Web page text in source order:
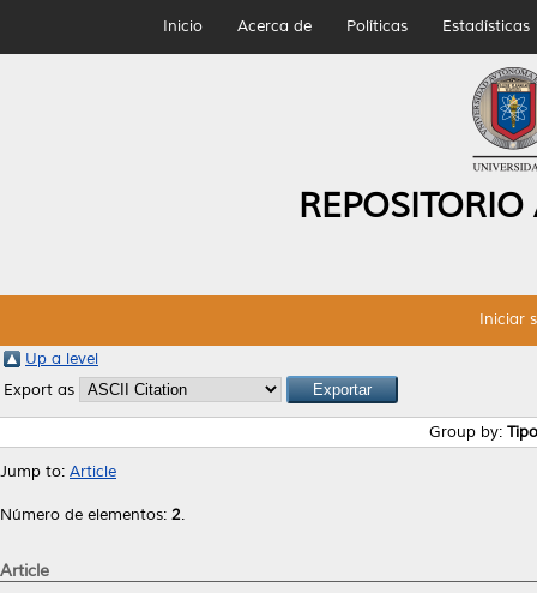
Inicio Acerca de Políticas Estadísticas
Iniciar
Up a level
Export as
Group by:
Jump to: Article
Número de elementos: 2.
Article